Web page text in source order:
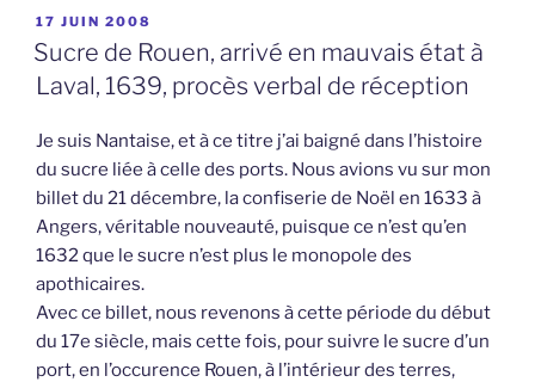
PUBLIÉ
LE
17 JUIN 2008
Sucre de Rouen, arrivé en mauvais état à
Laval, 1639, procès verbal de réception
Je suis Nantaise, et à ce titre j’ai baigné dans l’histoire
du sucre liée à celle des ports. Nous avions vu sur mon
billet du 21 décembre, la confiserie de Noël en 1633 à
Angers, véritable nouveauté, puisque ce n’est qu’en
1632 que le sucre n’est plus le monopole des
apothicaires.
Avec ce billet, nous revenons à cette période du début
du 17e siècle, mais cette fois, pour suivre le sucre d’un
port, en l’occurence Rouen, à l’intérieur des terres,